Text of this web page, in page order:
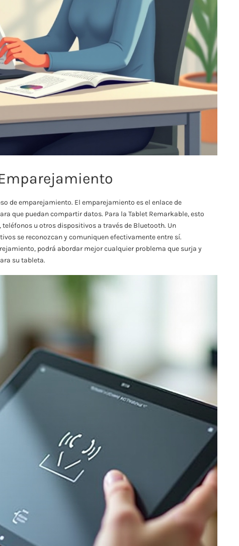
de emparejamiento. El emparejamiento es el enlace de
que puedan compartir datos. Para la Tablet Remarkable, esto
u otros dispositivos a través de Bluetooth. Un
se reconozcan y comuniquen efectivamente entre sí.
podrá abordar mejor cualquier problema que surja y
su tableta.